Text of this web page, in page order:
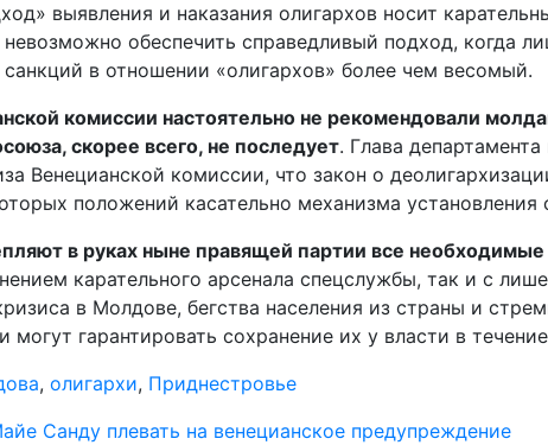
выявления и наказания олигархов носит
обеспечить справедливый подход, когда
в отношении «олигархов» более чем весомый.
комиссии настоятельно не рекомендовали
скорее всего, не последует. Глава
Венецианской комиссии, что закон о
положений касательно механизма установления
в руках ныне правящей партии все
карательного арсенала спецслужбы, так и с
в Молдове, бегства населения из страны и
гарантировать сохранение их у власти в
, олигархи, Приднестровье
Санду плевать на венецианское предупреждение